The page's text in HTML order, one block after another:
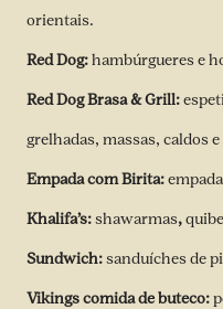
orientais.
Red Dog:hambúrgueres e
Red Dog Brasa & Grill:
grelhadas, massas, caldos e
Empada com Birita:
Khalifa’s:shawarmas,
Sundwich:sanduíches de
Vikings comida de buteco: